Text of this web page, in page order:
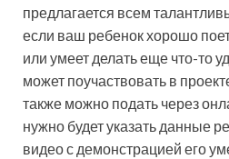
предлагается всем
если ваш ребенок хорошо
или умеет делать еще что-то
может поучаствовать в
также можно подать через
нужно будет указать данные
видео с демонстрацией его